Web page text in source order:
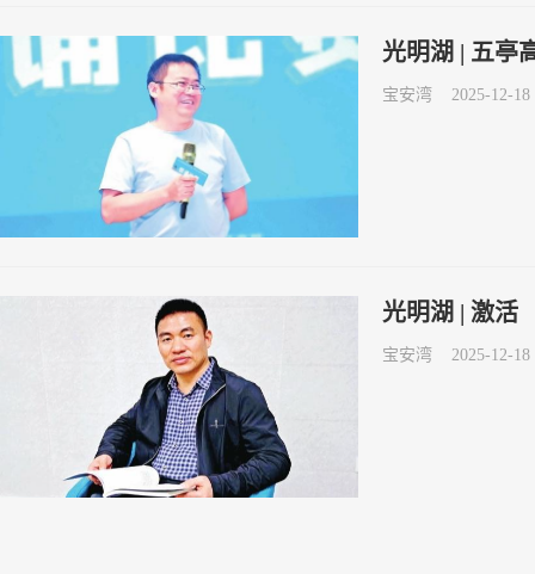
光明湖 | 五亭
宝安湾 2025-12-18
光明湖 | 激活
宝安湾 2025-12-18